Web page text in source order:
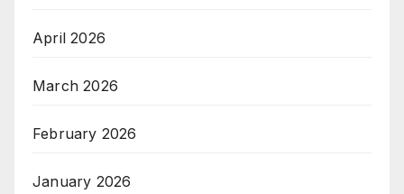
April 2026
March 2026
February 2026
January 2026